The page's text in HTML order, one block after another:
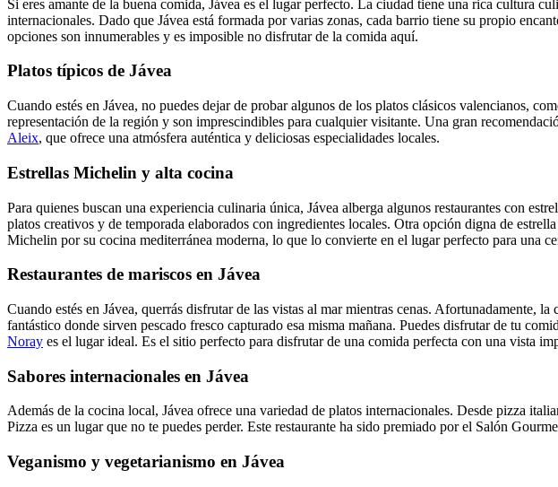
Si eres amante de la buena comida, Jávea es el lugar perfecto. La ciudad tiene una rica cultura
internacionales. Dado que Jávea está formada por varias zonas, cada barrio tiene su propio
opciones son innumerables y es imposible no disfrutar de la comida aquí.
Platos típicos de Jávea
Cuando estés en Jávea, no puedes dejar de probar algunos de los platos clásicos valencianos,
representación de la región y son imprescindibles para cualquier visitante. Una gran
Aleix, que ofrece una atmósfera auténtica y deliciosas especialidades locales.
Estrellas Michelin y alta cocina
Para quienes buscan una experiencia culinaria única, Jávea alberga algunos restaurantes con
platos creativos y de temporada elaborados con ingredientes locales. Otra opción digna de estrella
Michelin por su cocina mediterránea moderna, lo que lo convierte en el lugar perfecto para una
Restaurantes de mariscos en Jávea
Cuando estés en Jávea, querrás disfrutar de las vistas al mar mientras cenas. Afortunadamente,
fantástico donde sirven pescado fresco capturado esa misma mañana. Puedes disfrutar de tu
Noray es el lugar ideal. Es el sitio perfecto para disfrutar de una comida perfecta con una vista
Sabores internacionales en Jávea
Además de la cocina local, Jávea ofrece una variedad de platos internacionales. Desde pizza
Pizza es un lugar que no te puedes perder. Este restaurante ha sido premiado por el Salón
Veganismo y vegetarianismo en Jávea